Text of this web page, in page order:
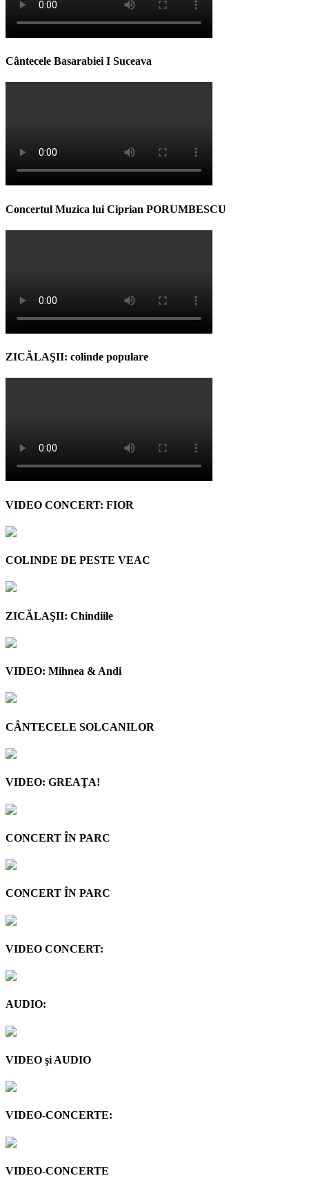
Cântecele Basarabiei I Suceava
Concertul Muzica lui Ciprian PORUMBESCU
ZICĂLAŞII: colinde populare
VIDEO CONCERT: FIOR
COLINDE DE PESTE VEAC
ZICĂLAŞII: Chindiile
VIDEO: Mihnea & Andi
CÂNTECELE SOLCANILOR
VIDEO: GREAŢA!
CONCERT ÎN PARC
CONCERT ÎN PARC
VIDEO CONCERT:
AUDIO:
VIDEO şi AUDIO
VIDEO-CONCERTE:
VIDEO-CONCERTE